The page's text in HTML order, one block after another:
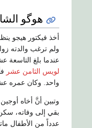
هوگو
أخذ فيكتور هيجو
عندما بلغ التاسعة عشرة من
لويس الثامن عشر
واحد. وكان عمره عشرين
وتبين أنَّ أخاه
بقي إلى وفاته،
عدداً من الأطفال